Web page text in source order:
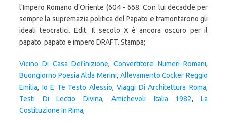
Vicino Di Casa Definizione,Convertitore Numeri Romani,
Buongiorno Poesia Alda Merini, Allevamento Cocker Reggio
Emilia, Io E Te Testo Alessio,Viaggi Di Architettura Roma,
Testi Di Lectio Divina, Amichevoli Italia 1982,La
Costituzione In Rima,